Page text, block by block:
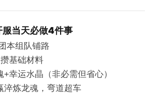
服当天必做4件事
本组队铺路
基础材料
幸运水晶（非必需但省心）
淬炼龙魂，弯道超车